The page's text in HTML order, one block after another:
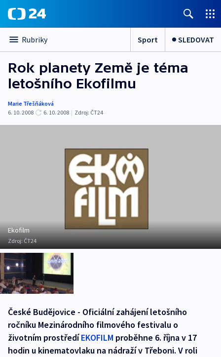
Rubriky Sport SLEDOVAT
Rok planety Země je téma
letošního Ekofilmu
Marie Třešňáková
6. 10. 2008
6. 10. 2008 | Zdroj: ČT24
Ekofilm
Zdroj:ČT24
České Budějovice - Oficiální zahájení letošního
ročníku Mezinárodního filmového festivalu o
životním prostředíEKOFILM proběhne 6. října v 17
hodin u kinematovlaku na nádraží v Třeboni. V roli